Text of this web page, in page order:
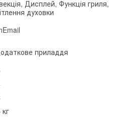
Дисплей, Функція гриля,
духовки
приладдя